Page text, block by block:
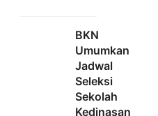
BKN
Umumkan
Jadwal
Seleksi
Sekolah
Kedinasan